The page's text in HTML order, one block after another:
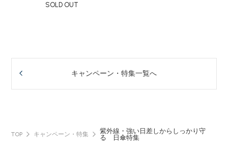
SOLD OUT
キャンペーン・特集一覧へ
TOP キャンペーン・特集
紫外線・強い日差しからしっかり守
る 日傘特集